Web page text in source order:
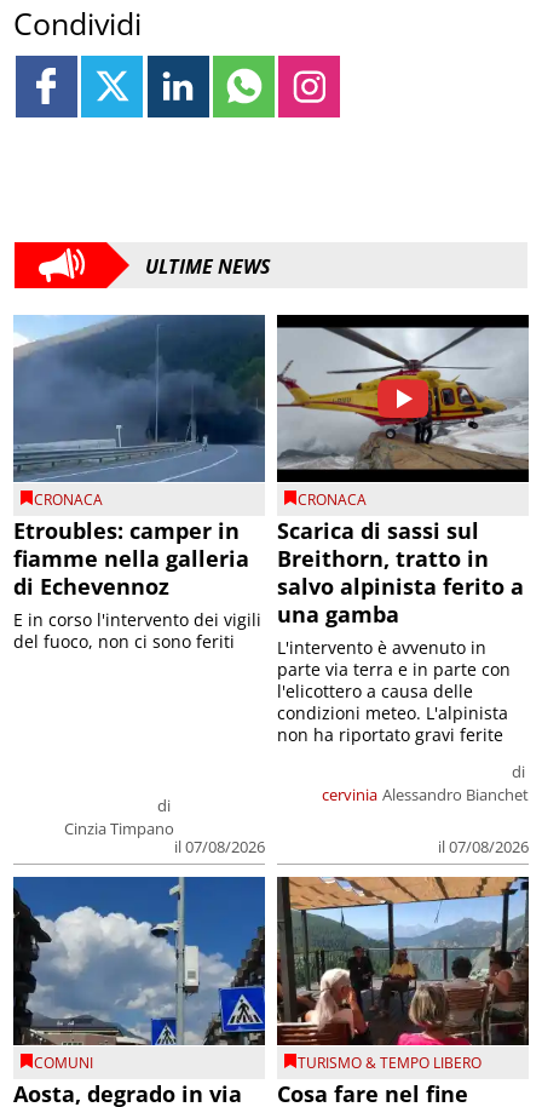
Condividi
ULTIME NEWS
CRONACA
Etroubles: camper in
fiamme nella galleria
di Echevennoz
di
Cinzia Timpano
il 07/08/2026
E in corso l'intervento dei vigili
del fuoco, non ci sono feriti
CRONACA
Scarica di sassi sul
Breithorn, tratto in
salvo alpinista ferito a
una gamba
cervinia
di
Alessandro Bianchet
il 07/08/2026
L'intervento è avvenuto in
parte via terra e in parte con
l'elicottero a causa delle
condizioni meteo. L'alpinista
non ha riportato gravi ferite
COMUNI
Aosta, degrado in via
TURISMO & TEMPO LIBERO
Cosa fare nel fine